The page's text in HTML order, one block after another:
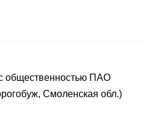
общественностью ПАО
Смоленская обл.)